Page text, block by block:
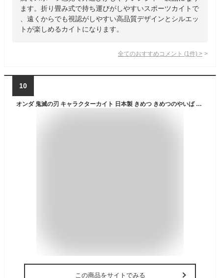
ます。折り畳み式で持ち運びがしやすいスポーツカイトで
、遠くからでも視認がしやすい高品質デザインとシルエッ
トが楽しめるカイトになります。
全てのおすすめコメント (1 件) >
10
オンダ 鬼滅の刃 キャラクターカイト 日本製 きめつ きめつのやいば 正月 竈門 炭治郎 禰豆子 善逸 伊之助 グッズ たこ 凧あげ 凧揚げ た
この商品をサイトでみる